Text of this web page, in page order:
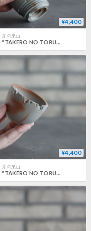
¥4,400
芽の巣山
¥4,400
芽の巣山
"TAKERO NO TORUKO" (2号) no.802/138